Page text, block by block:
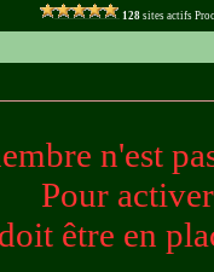
128 sites actifs
n'est
Pour
être en